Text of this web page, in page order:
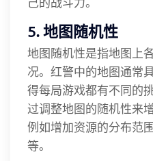
5. 地图随机性
地图随机性是指地图上
况。红警中的地图通常
得每局游戏都有不同的
过调整地图的随机性来
例如增加资源的分布范
等。